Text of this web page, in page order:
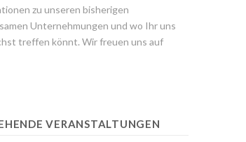
zu unseren bisherigen
Unternehmungen und wo Ihr uns
treffen könnt. Wir freuen uns auf
VERANSTALTUNGEN